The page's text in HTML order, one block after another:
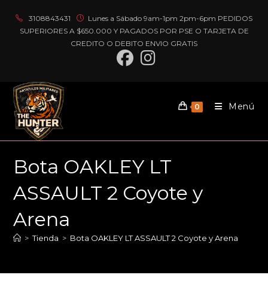
contenido
3108843431
Lunes a Sábado 9am-1pm 2pm-6pm PEDIDOS
SUPERIORES A $650.000 Y PAGADOS POR PSE O TARJETA DE
CREDITO O DEBITO ENVIO GRATIS
0 Menú
Bota OAKLEY LT
ASSAULT 2 Coyote y
Arena
> Tienda > Bota OAKLEY LT ASSAULT 2 Coyote y Arena